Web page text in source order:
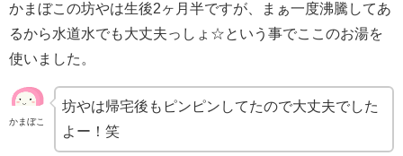
かまぼこの坊やは生後2ヶ月半ですが、まぁ一度沸騰してあ
るから水道水でも大丈夫っしょ☆という事でここのお湯を
使いました。
かまぼこ
坊やは帰宅後もピンピンしてたので大丈夫でした
よー！笑